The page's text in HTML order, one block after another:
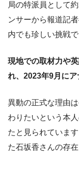
局の特派員として
ンサーから報道記
内でも珍しい挑戦で
現地での取材力や
れ、2023年9月にア
異動の正式な理由
わりたいという本
たと見られていま
た石坂香さんの存